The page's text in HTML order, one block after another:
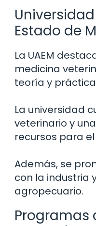
Estado de
La UAEM
medicina
teoría y
La universidad
veterinario y
recursos para
Además, se
con la industria
agropecuario.
Programas